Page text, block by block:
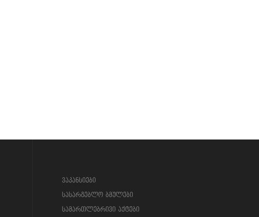
ვაკანსიები
სასარგებლო ბმულები
სამართლებრივი აქტები